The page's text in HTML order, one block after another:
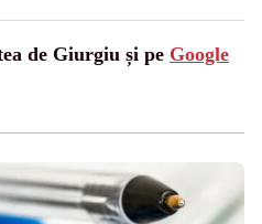
de Giurgiu și pe Google